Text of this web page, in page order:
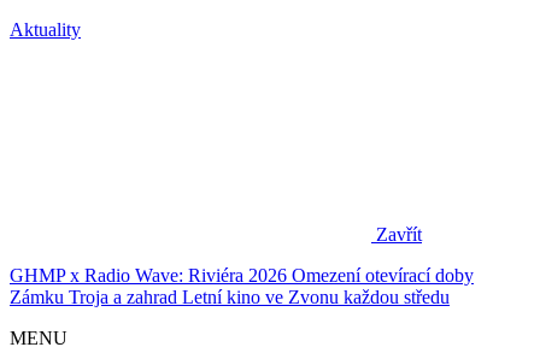
Aktuality
Zavřít
GHMP x Radio Wave: Riviéra 2026 Omezení otevírací doby
Zámku Troja a zahrad Letní kino ve Zvonu každou středu
MENU